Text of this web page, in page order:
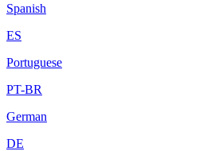
Spanish
ES
Portuguese
PT-BR
German
DE